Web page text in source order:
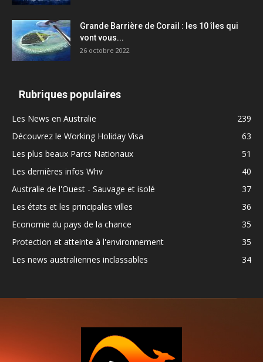
Grande Barrière de Corail : les 10 îles qui
vont vous...
26 octobre 2022
Rubriques populaires
Les News en Australie
239
Découvrez le Working Holiday Visa
63
Les plus beaux Parcs Nationaux
51
Les dernières infos Whv
40
Australie de l'Ouest - Sauvage et isolé
37
Les états et les principales villes
36
Economie du pays de la chance
35
Protection et atteinte à l'environnement
35
Les news australiennes inclassables
34